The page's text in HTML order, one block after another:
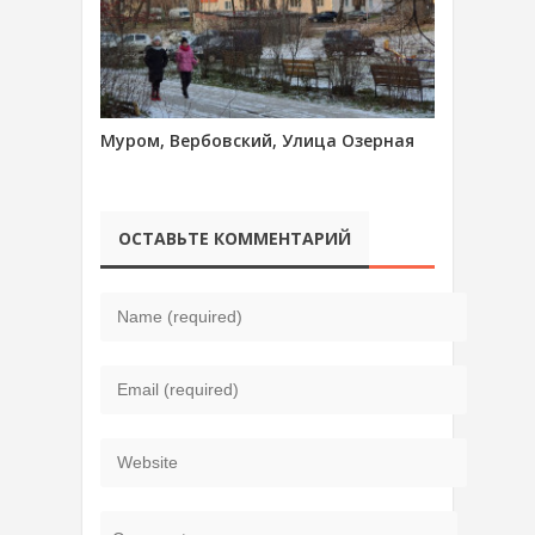
Муром, Вербовский, Улица Озерная
ОСТАВЬТЕ КОММЕНТАРИЙ